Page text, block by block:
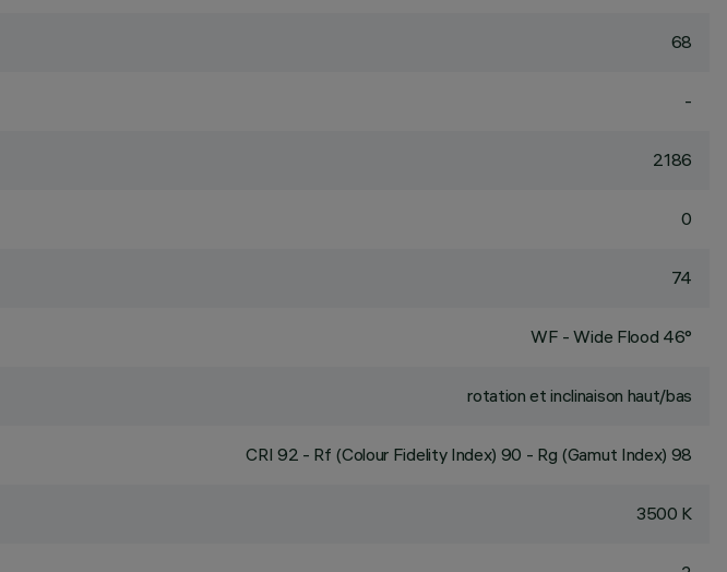
68
-
2186
0
74
WF - Wide Flood 46°
rotation et inclinaison haut/bas
CRI 92 - Rf (Colour Fidelity Index) 90 - Rg (Gamut Index) 98
3500 K